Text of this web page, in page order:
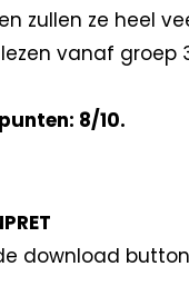
zullen ze heel
vanaf groep
8/10.
download